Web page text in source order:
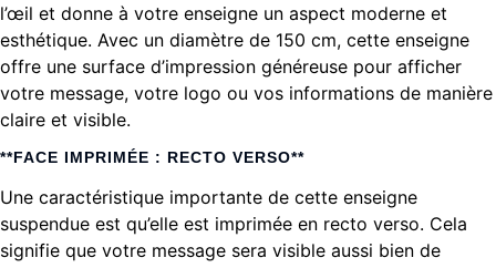
l’œil et donne à votre enseigne un aspect moderne et
esthétique. Avec un diamètre de 150 cm, cette enseigne
offre une surface d’impression généreuse pour afficher
votre message, votre logo ou vos informations de manière
claire et visible.
**FACE IMPRIMÉE : RECTO VERSO**
Une caractéristique importante de cette enseigne
suspendue est qu’elle est imprimée en recto verso. Cela
signifie que votre message sera visible aussi bien de